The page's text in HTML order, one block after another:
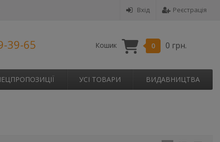
Вхід Реєстрація
39-65 Кошик 0 0 грн.
УСІ ТОВАРИ ВИДАВНИЦТВА